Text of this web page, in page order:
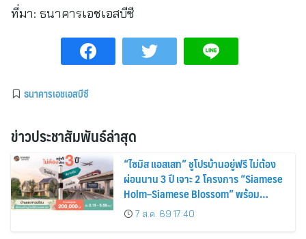
ที่มา: ธนาคารเอชเอสบีซี
ธนาคารเอชเอสบีซี
ข่าวประชาสัมพันธ์ล่าสุด
“ไซมิส แอสเสท” ชูโปรบ้านอยู่ฟรี ไม่ต้อง
ผ่อนนาน 3 ปี เจาะ 2 โครงการ “Siamese
Holm–Siamese Blossom” พร้อม
ส่วนลดและสิทธิพิเศษถึง 31 สิงหาคม
2569
7 ส.ค. 69 17:40